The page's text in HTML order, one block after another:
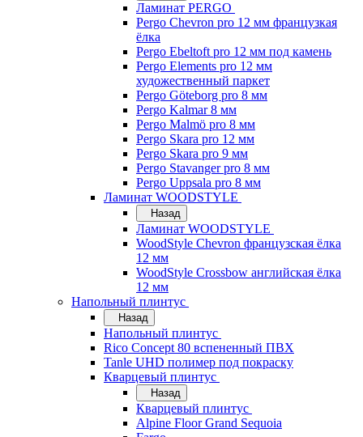
Ламинат PERGO
Pergo Chevron pro 12 мм французкая
ёлка
Pergo Ebeltoft pro 12 мм под камень
Pergo Elements pro 12 мм
художественный паркет
Pergo Göteborg pro 8 мм
Pergo Kalmar 8 мм
Pergo Malmö pro 8 мм
Pergo Skara pro 12 мм
Pergo Skara pro 9 мм
Pergo Stavanger pro 8 мм
Pergo Uppsala pro 8 мм
Ламинат WOODSTYLE
Назад
Ламинат WOODSTYLE
WoodStyle Chevron французская ёлка
12 мм
WoodStyle Crossbow английская ёлка
12 мм
Напольный плинтус
Назад
Напольный плинтус
Rico Concept 80 вспененный ПВХ
Tanle UHD полимер под покраску
Кварцевый плинтус
Назад
Кварцевый плинтус
Alpine Floor Grand Sequoia